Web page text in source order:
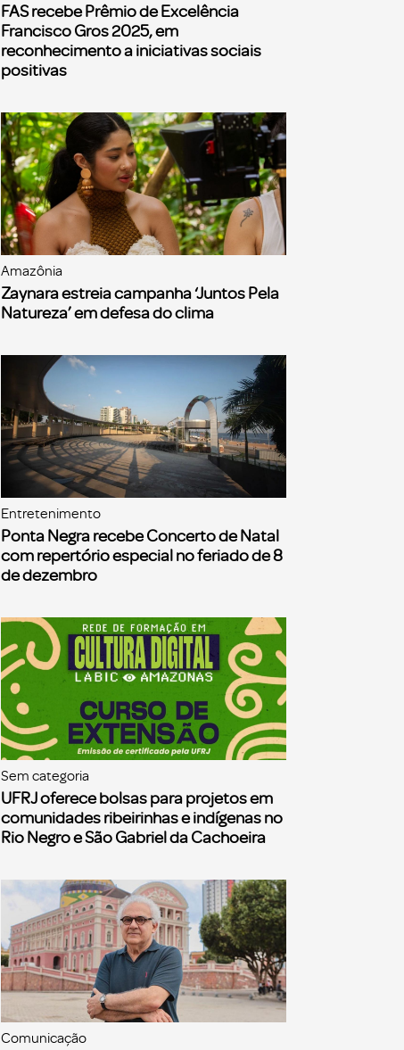
FAS recebe Prêmio de Excelência
Francisco Gros 2025, em
reconhecimento a iniciativas sociais
positivas
Amazônia
Zaynara estreia campanha ‘Juntos Pela
Natureza’ em defesa do clima
Entretenimento
Ponta Negra recebe Concerto de Natal
com repertório especial no feriado de 8
de dezembro
Sem categoria
UFRJ oferece bolsas para projetos em
comunidades ribeirinhas e indígenas no
Rio Negro e São Gabriel da Cachoeira
Comunicação